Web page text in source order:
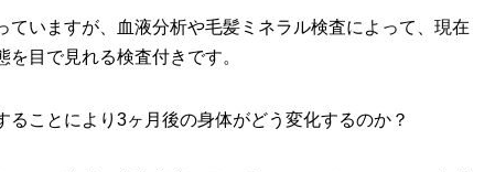
ていますが、血液分析や毛髪ミネラル検査によって、現在
目で見れる検査付きです。
ることにより3ヶ月後の身体がどう変化するのか？